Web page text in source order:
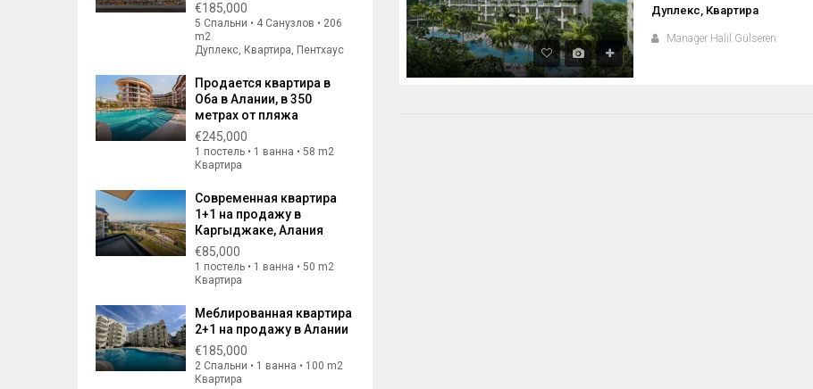
Дуплекс, Квартира
Manager Halil Gülseren
€185,000
5 Спальни • 4 Санузлов • 206
m2
Дуплекс, Квартира, Пентхаус
Продается квартира в
Оба в Алании, в 350
метрах от пляжа
€245,000
1 постель • 1 ванна • 58 m2
Квартира
Современная квартира
1+1 на продажу в
Каргыджаке, Алания
€85,000
1 постель • 1 ванна • 50 m2
Квартира
Меблированная квартира
2+1 на продажу в Алании
€185,000
2 Спальни • 1 ванна • 100 m2
Квартира